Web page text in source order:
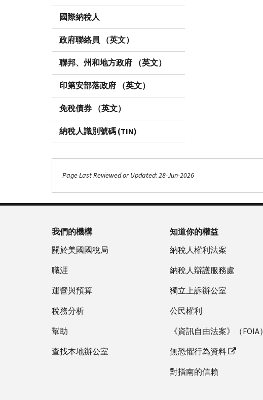
國際納稅人
政府聯絡員 （英文）
聯邦、州和地方政府 （英文）
印第安部落政府 （英文）
免稅債券 （英文）
納稅人識別號碼 (TIN)
Page Last Reviewed or Updated: 28-Jun-2026
我們的機構
關於美國國稅局
職涯
運營與預算
稅務分析
幫助
查找本地辦公室
知道你的權益
納稅人權利法案
納稅人辯護服務處
獨立上訴辦公室
公民權利
《資訊自由法案》（FOIA）
無恐懼行為資料
對指南的信賴